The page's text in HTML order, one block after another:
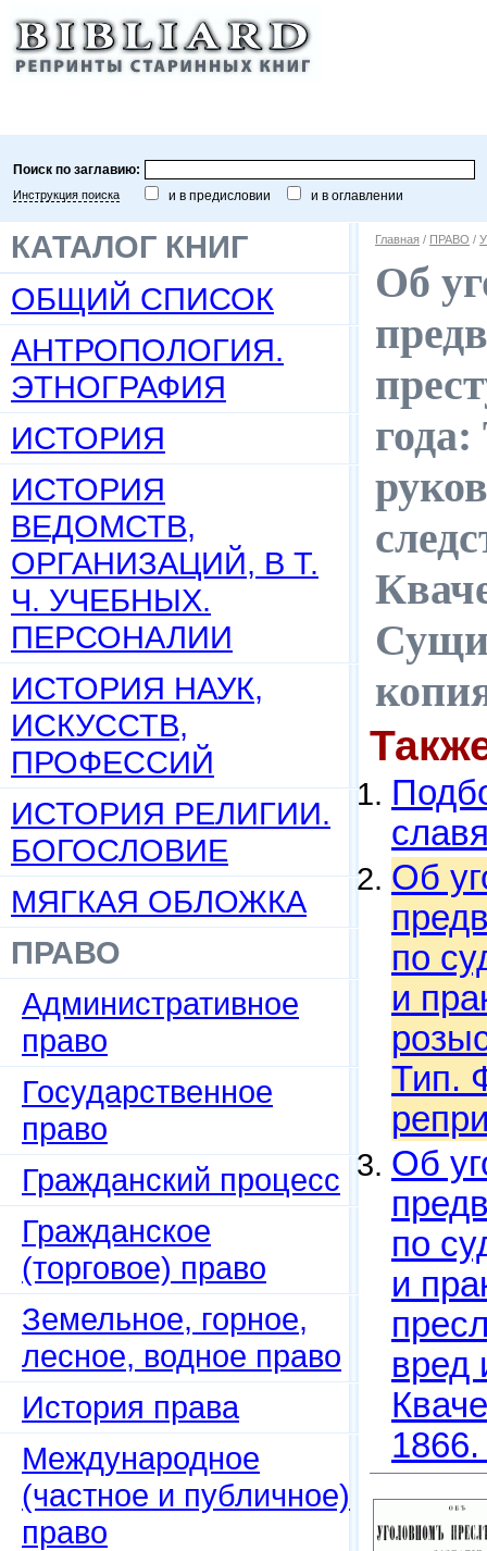
Поиск по заглавию:
Инструкция поиска и в предисловии и в оглавлении
КАТАЛОГ КНИГ
ОБЩИЙ СПИСОК
АНТРОПОЛОГИЯ.
ЭТНОГРАФИЯ
ИСТОРИЯ
ИСТОРИЯ
ВЕДОМСТВ,
ОРГАНИЗАЦИЙ, В Т.
Ч. УЧЕБНЫХ.
ПЕРСОНАЛИИ
ИСТОРИЯ НАУК,
ИСКУССТВ,
ПРОФЕССИЙ
ИСТОРИЯ РЕЛИГИИ.
БОГОСЛОВИЕ
МЯГКАЯ ОБЛОЖКА
ПРАВО
Административное
право
Государственное
право
Гражданский процесс
Гражданское
(торговое) право
Земельное, горное,
лесное, водное право
История права
Международное
(частное и публичное)
право
Главная / ПРАВО /
Об
Об
по
и
Тип.
Об
по
и
вред